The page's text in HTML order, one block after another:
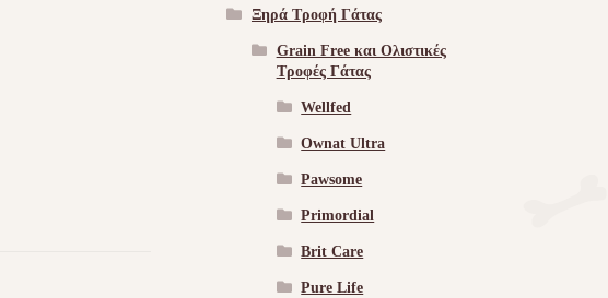
Ξηρά Τροφή Γάτας
Grain Free και Ολιστικές
Τροφές Γάτας
Wellfed
Ownat Ultra
Pawsome
Primordial
Brit Care
Pure Life